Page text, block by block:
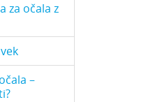
za očala z
–